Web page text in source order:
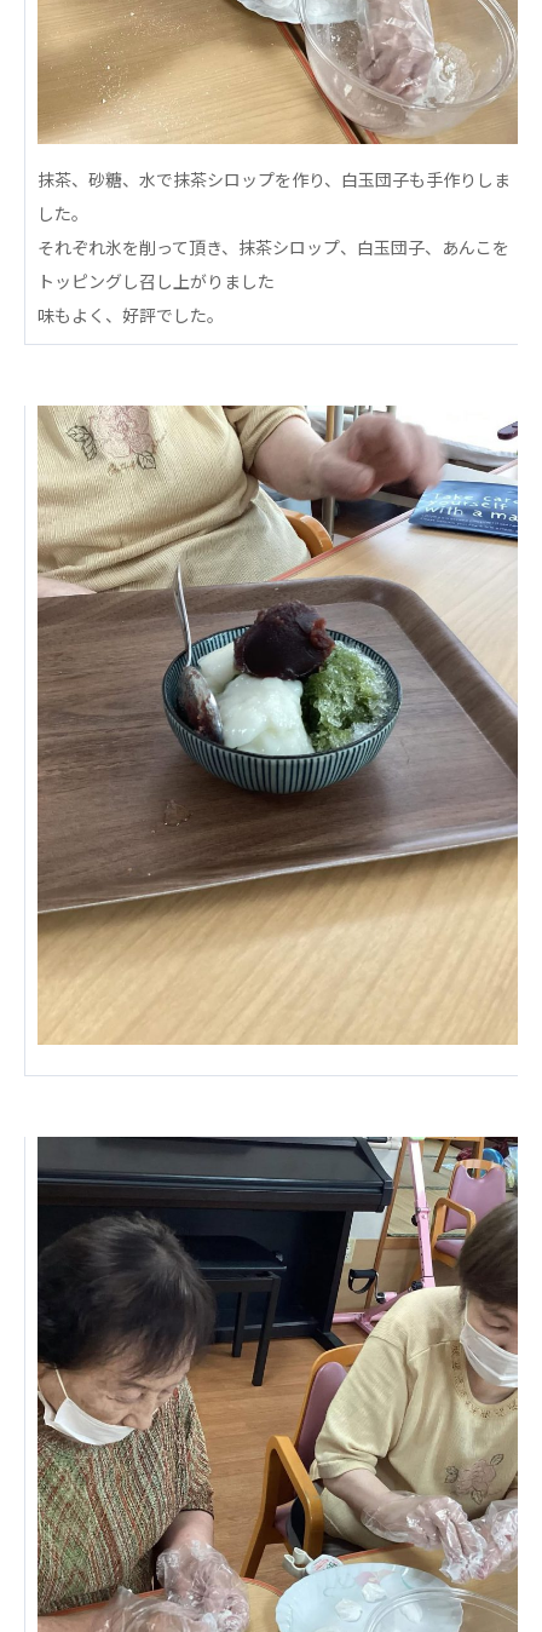
心の会
医療（共に生きる仲間達）
医療法人社団 美翔会
聖心美容クリニック
S-Labo（渋谷院）
医療法人社団 デンタルケアコミュニティ
フォレストデンタルクリニック
医療法人 共生会
松園病院介護医療院
複合ケアセンターまつぞの
医療法人社団 鴻愛会
こうのす共生病院
OKP with Life クリニック
こうのすナーシングホーム共生園
あげお共生の家
医療法人 京都翔医会
西京都病院
西京都クリニック
洛桂の郷
桂寿の郷
訪問看護ステーション秋桜
ファミリエール吉祥院
教育（共に生きる仲間達）
学校法人明星学園 関東福祉専門学校
国際医療専門学校 浦和学院高等学校
明星幼稚園
特定非営利活動法人アート応援隊
その他
Mediclude 株式会社アジアメデカ元気事業団
株式会社フラワーコミュニティ放送
Medicare Lead Japan
株式会社日本医科学研究所
特定非営利活動法人共生フォーラム
一般社団法人フードラボジャパン
特定非営利活動法人日本医療福祉機構
株式会社アメックファーマシー
抹茶、砂糖、水で抹茶シロップを作り、白玉団子も手作りしま
した。
それぞれ氷を削って頂き、抹茶シロップ、白玉団子、あんこを
トッピングし召し上がりました
味もよく、好評でした。